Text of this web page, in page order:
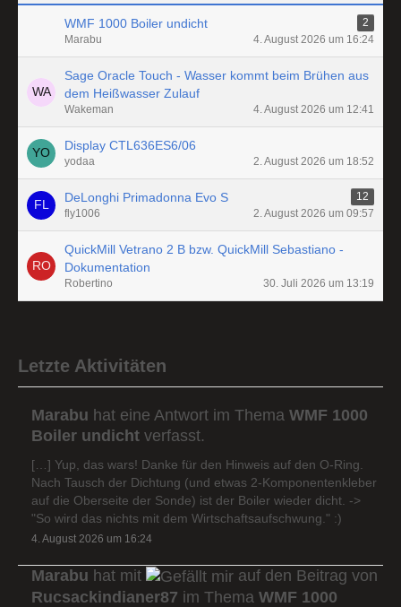
WMF 1000 Boiler undicht
2
Marabu
4. August 2026 um 16:24
Sage Oracle Touch - Wasser kommt beim Brühen aus
dem Heißwasser Zulauf
Wakeman 4. August 2026 um 12:41
Display CTL636ES6/06
yodaa 2. August 2026 um 18:52
DeLonghi Primadonna Evo S
12
fly1006
2. August 2026 um 09:57
QuickMill Vetrano 2 B bzw. QuickMill Sebastiano -
Dokumentation
Robertino 30. Juli 2026 um 13:19
Letzte Aktivitäten
Marabu hat eine Antwort im Thema WMF 1000
Boiler undicht verfasst.
[…] Yup, das wars! Danke für den Hinweis auf den O-Ring.
Nach Tausch der Dichtung (und etwas 2-Komponentenkleber
auf die Oberseite der Sonde) ist der Boiler wieder dicht. ->
"So wird das nichts mit dem Wirtschaftsaufschwung." :)
4. August 2026 um 16:24
Marabu hat mit
auf den Beitrag von
Rucsackindianer87 im Thema WMF 1000